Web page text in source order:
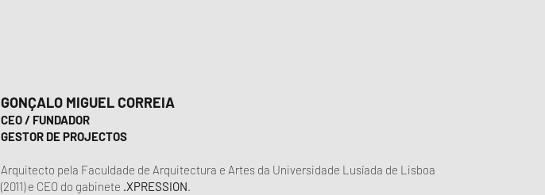
GONÇALO MIGUEL CORREIA
CEO / FUNDADOR
GESTOR DE PROJECTOS
Arquitecto pela Faculdade de Arquitectura e Artes da Universidade Lusíada de Lisboa
(2011) e CEO do gabinete .XPRESSION.